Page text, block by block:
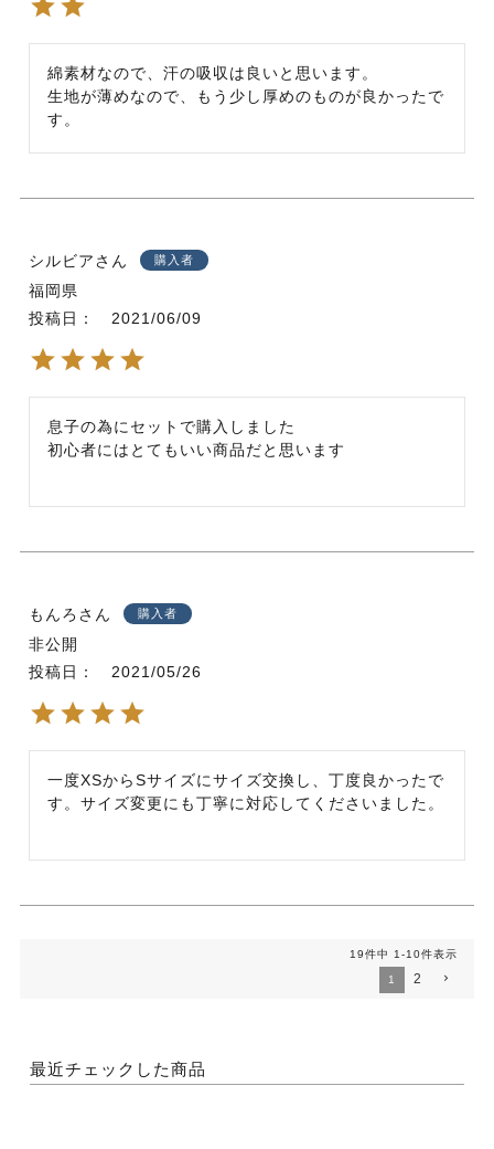
綿素材なので、汗の吸収は良いと思います。
生地が薄めなので、もう少し厚めのものが良かったで
す。
シルビア 購入者
福岡県
投稿日
2021/06/09
息子の為にセットで購入しました
もんろ 購入者
非公開
投稿日
2021/05/26
一度XSからSサイズにサイズ交換し、丁度良かったで
す。サイズ変更にも丁寧に対応してくださいました。
19件中 1-10件表示
1 2
最近チェックした商品